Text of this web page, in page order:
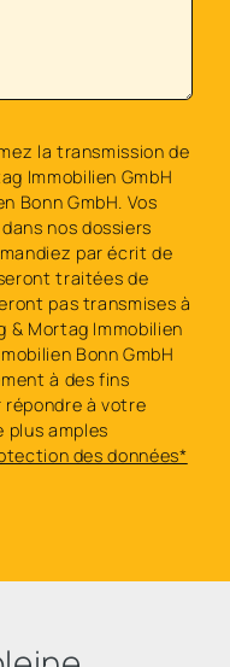
la transmission de
Immobilien GmbH
Bonn GmbH. Vos
nos dossiers
par écrit de
traitées de
pas transmises à
& Mortag Immobilien
Bonn GmbH
à des fins
à votre
plus amples
des données*